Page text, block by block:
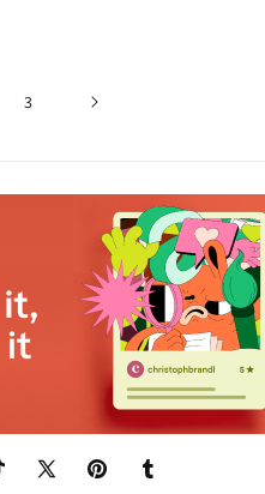
3
X
PinterestTumblr